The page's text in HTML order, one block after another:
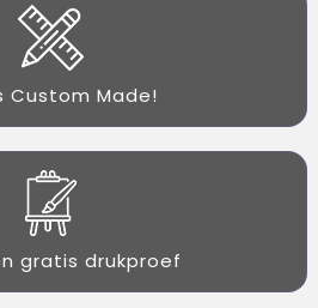
Custom Made!
gratis drukproef